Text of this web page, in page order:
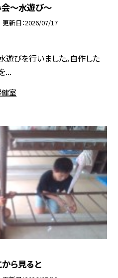
会～水遊び～
更新日 2026/07/17
遊びを行いました。自作した
...
室
ら見ると